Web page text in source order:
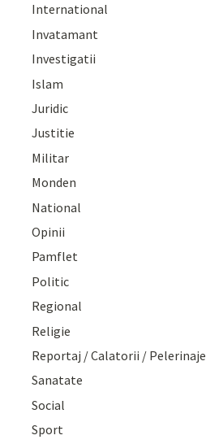
International
Invatamant
Investigatii
Islam
Juridic
Justitie
Militar
Monden
National
Opinii
Pamflet
Politic
Regional
Religie
Reportaj / Calatorii / Pelerinaje
Sanatate
Social
Sport